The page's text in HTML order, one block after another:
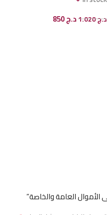
د.ج1.020 د.ج
الأموال العامة والخاصة”